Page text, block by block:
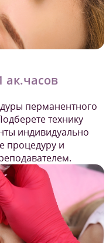
ак.часов
перманентного
технику
индивидуально
процедуру и